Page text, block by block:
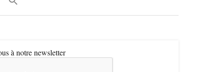
à notre newsletter